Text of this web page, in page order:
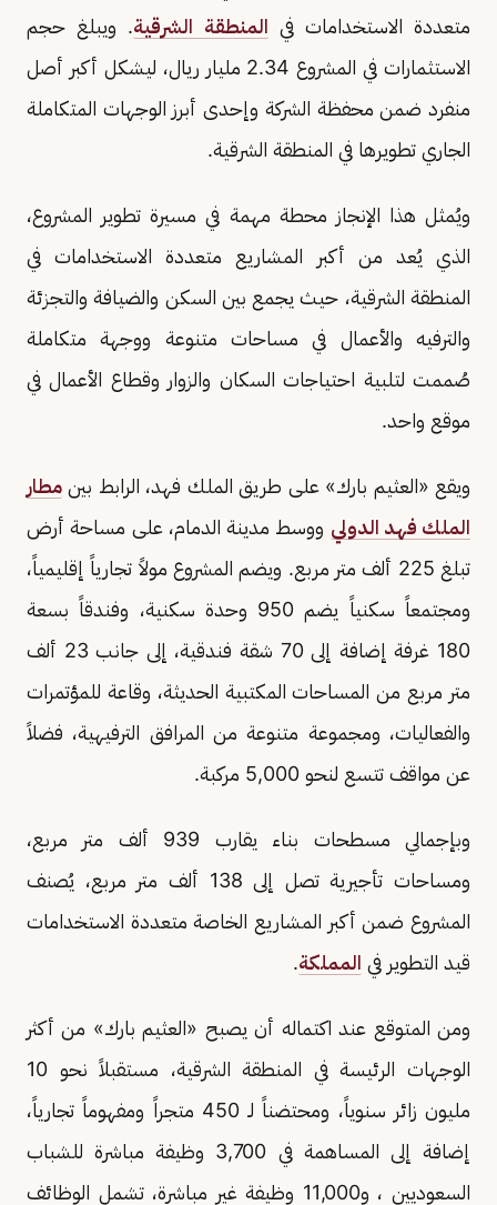
متعددة الاستخدامات في المنطقة الشرقية. ويبلغ حجم
الاستثمارات في المشروع 2.34 مليار ريال، ليشكل أكبر أصل
منفرد ضمن محفظة الشركة وإحدى أبرز الوجهات المتكاملة
الجاري تطويرها في المنطقة الشرقية.
ويُمثل هذا الإنجاز محطة مهمة في مسيرة تطوير المشروع،
الذي يُعد من أكبر المشاريع متعددة الاستخدامات في
المنطقة الشرقية، حيث يجمع بين السكن والضيافة والتجزئة
والترفيه والأعمال في مساحات متنوعة ووجهة متكاملة
صُممت لتلبية احتياجات السكان والزوار وقطاع الأعمال في
موقع واحد.
ويقع «العثيم بارك» على طريق الملك فهد، الرابط بين مطار
الملك فهد الدولي ووسط مدينة الدمام، على مساحة أرض
تبلغ 225 ألف متر مربع. ويضم المشروع مولاً تجارياً إقليمياً،
ومجتمعاً سكنياً يضم 950 وحدة سكنية، وفندقاً بسعة
180 غرفة إضافة إلى 70 شقة فندقية، إلى جانب 23 ألف
متر مربع من المساحات المكتبية الحديثة، وقاعة للمؤتمرات
والفعاليات، ومجموعة متنوعة من المرافق الترفيهية، فضلاً
عن مواقف تتسع لنحو 5,000 مركبة.
وبإجمالي مسطحات بناء يقارب 939 ألف متر مربع،
ومساحات تأجيرية تصل إلى 138 ألف متر مربع، يُصنف
المشروع ضمن أكبر المشاريع الخاصة متعددة الاستخدامات
قيد التطوير في المملكة.
ومن المتوقع عند اكتماله أن يصبح «العثيم بارك» من أكثر
الوجهات الرئيسة في المنطقة الشرقية، مستقبلاً نحو 10
مليون زائر سنوياً، ومحتضناً لـ 450 متجراً ومفهوماً تجارياً،
إضافة إلى المساهمة في 3,700 وظيفة مباشرة للشباب
السعوديين ، و11,000 وظيفة غير مباشرة، تشمل الوظائف